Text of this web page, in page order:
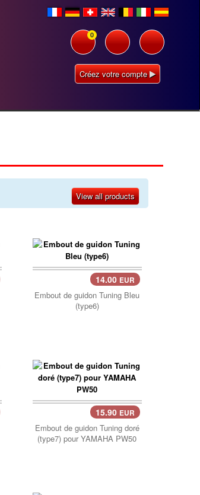
0
Créez votre compte
View all products
14.00 EUR
Embout de guidon Tuning Bleu
(type6)
15.90 EUR
Embout de guidon Tuning doré
(type7) pour YAMAHA PW50